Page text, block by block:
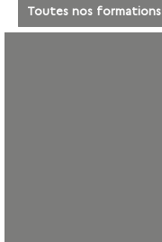
Toutes nos formations